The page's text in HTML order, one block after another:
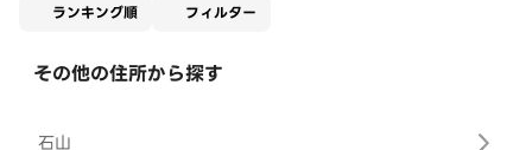
ランキング順 フィルター
その他の住所から探す
石山